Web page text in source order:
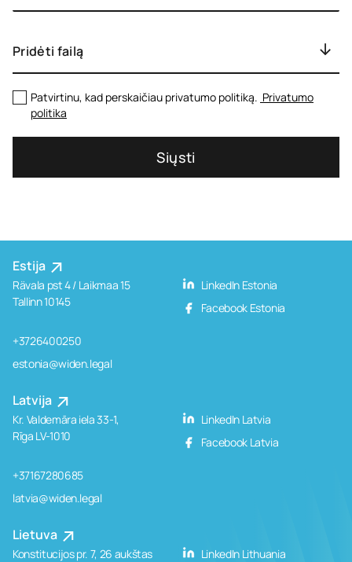
Pridėti failą
Patvirtinu, kad perskaičiau privatumo politiką. ­ ­­Privatumo
politika
Siųsti
Estija
Rävala pst 4 / Laikmaa 15
Tallinn 10145
+3726400250
estonia@widen.legal
LinkedIn Estonia
Facebook Estonia
Latvija
Kr. Valdemāra iela 33-1,
Rīga LV-1010
+37167280685
latvia@widen.legal
LinkedIn Latvia
Facebook Latvia
Lietuva
Konstitucijos pr. 7, 26 aukštas
LinkedIn Lithuania